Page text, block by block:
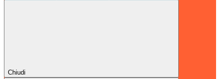
Chiudi